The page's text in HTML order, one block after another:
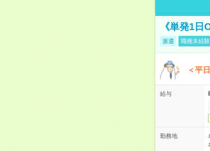
《単発1
派遣 職種未経
＜平
給与
勤務地